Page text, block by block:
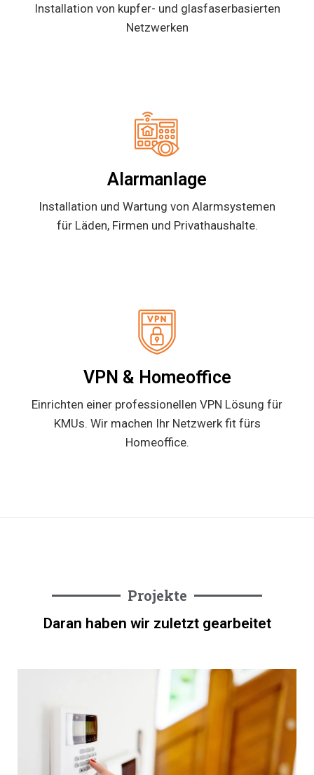
Installation von kupfer- und glasfaserbasierten
Netzwerken
Alarmanlage
Installation und Wartung von Alarmsystemen
für Läden, Firmen und Privathaushalte.
VPN & Homeoffice
Einrichten einer professionellen VPN Lösung für
KMUs. Wir machen Ihr Netzwerk fit fürs
Homeoffice.
Projekte
Daran haben wir zuletzt gearbeitet